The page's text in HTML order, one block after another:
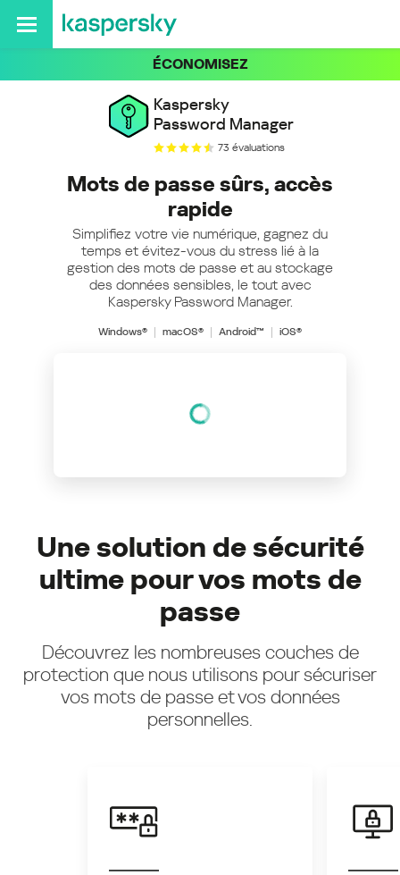
ÉCONOMISEZ
Kaspersky
Password Manager
73 évaluations
Mots de passe sûrs, accès
rapide
Simplifiez votre vie numérique, gagnez du
temps et évitez-vous du stress lié à la
gestion des mots de passe et au stockage
des données sensibles, le tout avec
Kaspersky Password Manager.
Windows® macOS® Android™ iOS®
Une solution de sécurité
ultime pour vos mots de
passe
Découvrez les nombreuses couches de
protection que nous utilisons pour sécuriser
vos mots de passe et vos données
personnelles.